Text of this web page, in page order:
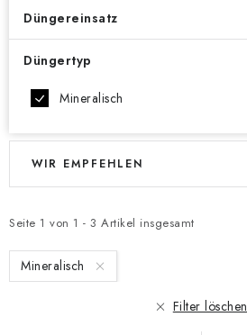
Düngereinsatz
Düngertyp
Mineralisch
L
t
e
d
Seite 1 von 1 - 3 Artikel insgesamt
P
d
u
k
WIR EMPFEHLEN
Mineralisch
Filter löschen